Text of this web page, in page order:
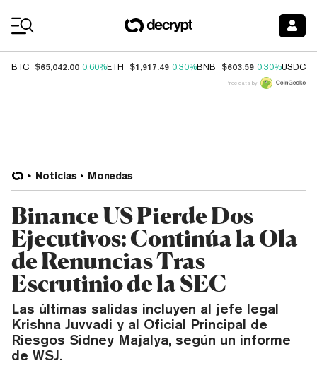
BTC $65,042.00 0.60%ETH $1,917.49 0.30%BNB $603.59 0.30%USDC
Price data by
Noticias Monedas
Binance US Pierde Dos
Ejecutivos: Continúa la Ola
de Renuncias Tras
Escrutinio de la SEC
Las últimas salidas incluyen al jefe legal
Krishna Juvvadi y al Oficial Principal de
Riesgos Sidney Majalya, según un informe
de WSJ.